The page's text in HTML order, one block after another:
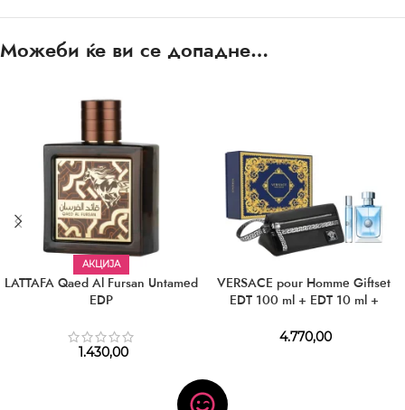
Можеби ќе ви се допадне…
АКЦИЈА
LATTAFA Qaed Al Fursan Untamed
EDP
1.430,00
VERSACE pour Homme Giftset
EDT 100 ml + EDT 10 ml +
4.770,00